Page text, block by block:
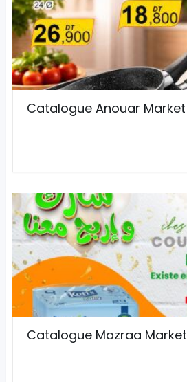
Catalogue Anouar Market
Catalogue Mazraa Market